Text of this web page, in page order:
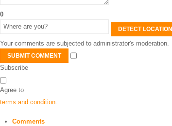
0
DETECT LOCATION
Your comments are subjected to administrator's moderation.
SUBMIT COMMENT
Subscribe
Agree to
terms and condition
Comments